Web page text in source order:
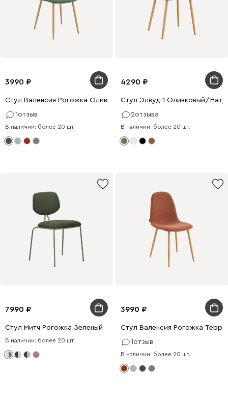
3990
Стул Валенсия Рогожка Оливковый/Натуральный
1отзыв
В наличии: более 20 шт.
4290
Стул Элвуд-1 Оливковый/
2отзыва
В наличии: более 20 шт.
7990
Стул Митч Рогожка Зеленый
В наличии: более 20 шт.
3990
Стул Валенсия Рогожка
1отзыв
В наличии: более 20 шт.